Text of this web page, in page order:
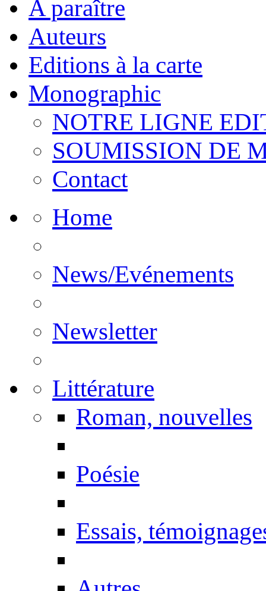
A paraître
Auteurs
Editions à la carte
Monographic
NOTRE LIGNE
SOUMISSION DE
Contact
Home
News/Evénements
Newsletter
Littérature
Roman, nouvelles
Poésie
Essais,